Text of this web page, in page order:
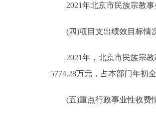
2021年北京市民族宗教事
(四)项目支出绩效目标情
2021年，北京市民族宗教
5774.28万元，占本部门年初
(五)重点行政事业性收费